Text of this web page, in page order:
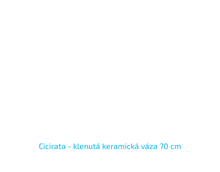
Cicirata - klenutá keramická váza 70 cm